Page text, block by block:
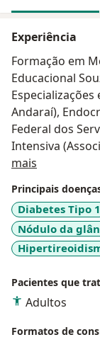
Experiência
Formação em
Educacional
Andaraí),
Federal dos
Intensiva
mais
Principais
Diabetes Tipo 1
Nódulo da
Pacientes que
Adultos
Formatos de